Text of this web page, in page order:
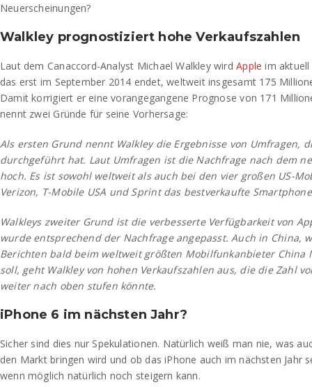
Neuerscheinungen?
Walkley prognostiziert hohe Verkaufszahlen
Laut dem Canaccord-Analyst Michael Walkley wirdApple im
das erst im September 2014 endet, weltweit insgesamt 175
Damit korrigiert er eine vorangegangene Prognose von 171
nennt zwei Gründe für seine Vorhersage:
Als ersten Grund nennt Walkley die Ergebnisse von Umfragen,
durchgeführt hat. Laut Umfragen ist die Nachfrage nach dem
hoch. Es ist sowohl weltweit als auch bei den vier großen US-
Verizon, T-Mobile USA und Sprint das bestverkaufte
Walkleys zweiter Grund ist die verbesserte Verfügbarkeit von
wurde entsprechend der Nachfrage angepasst. Auch in China,
Berichten bald beim weltweit größten Mobilfunkanbieter China
soll, geht Walkley von hohen Verkaufszahlen aus, die die Zahl
weiter nach oben stufen könnte.
iPhone 6 im nächsten Jahr?
Sicher sind dies nur Spekulationen. Natürlich weiß man nie, was
den Markt bringen wird und ob das iPhone auch im nächsten Jahr
wenn möglich natürlich noch steigern kann.